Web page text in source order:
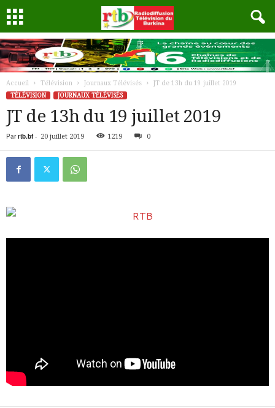
Accueil Télévision Journaux Télévisés
JT de 13h du 19 juillet 2019
TÉLÉVISION
JOURNAUX TÉLÉVISÉS
JT de 13h du 19 juillet 2019
Par rtb.bf- 20 juillet 2019 1219 0